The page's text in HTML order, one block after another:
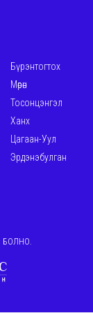
Бүрэнтогтох
Мөрөн
Тосонцэнгэл
Ханх
Цагаан-Уул
Эрдэнэбулган
БОЛНО.